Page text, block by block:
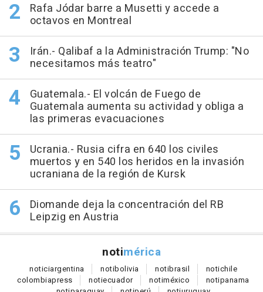
Rafa Jódar barre a Musetti y accede a
octavos en Montreal
Irán.- Qalibaf a la Administración Trump: "No
necesitamos más teatro"
Guatemala.- El volcán de Fuego de
Guatemala aumenta su actividad y obliga a
las primeras evacuaciones
Ucrania.- Rusia cifra en 640 los civiles
muertos y en 540 los heridos en la invasión
ucraniana de la región de Kursk
Diomande deja la concentración del RB
Leipzig en Austria
notimérica
noticiargentina notibolivia notibrasil notichile
colombiapress notiecuador notiméxico notipanama